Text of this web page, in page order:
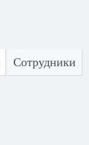
Сотрудники